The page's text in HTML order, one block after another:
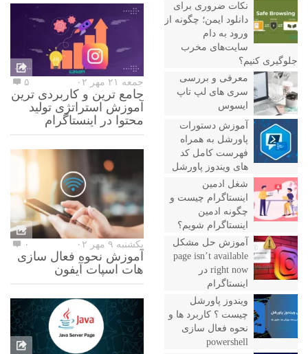
نکات ضروری برای
دانلود ایمن؛ چگونه از
ورود به دام
سایت‌های مخرب
جلوگیری کنیم؟
معرفی و بررسی
سری های لپ تاپ
ایسوس
آموزش دستورات
پاورشل به همراه
فهرست کامل کد
های ویندوز پاورشل
شغل ادمین
اینستاگرام چیست و
چگونه ادمین
اینستاگرام شویم؟
آموزش حل مشکل
page isn’t available
right now در
اینستاگرام
ویندوز پاورشل
چیست ؟ کاربرد ها و
نحوه فعال سازی
powershell
جمعه ۲۱ مهر ۰۲ ۵
جامع ترین و کاربردی ترین
آموزش استراتژی تولید
محتوا در اینستاگرام
یکشنبه ۹ مهر ۰۲ ۰
آموزش نحوه فعال سازی
هات اسپات آیفون